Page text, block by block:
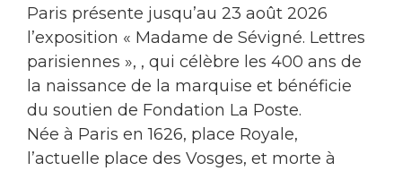
Paris présente jusqu’au 23 août 2026
l’exposition « Madame de Sévigné. Lettres
parisiennes », , qui célèbre les 400 ans de
la naissance de la marquise et bénéficie
du soutien de Fondation La Poste.
Née à Paris en 1626, place Royale,
l’actuelle place des Vosges, et morte à